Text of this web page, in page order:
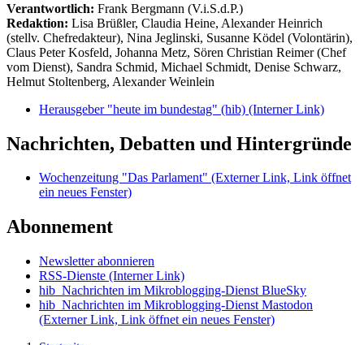
Verantwortlich: Frank Bergmann (V.i.S.d.P.)
Redaktion: Lisa Brüßler, Claudia Heine, Alexander Heinrich
(stellv. Chefredakteur), Nina Jeglinski, Susanne Ködel (Volontärin),
Claus Peter Kosfeld, Johanna Metz, Sören Christian Reimer (Chef
vom Dienst), Sandra Schmid, Michael Schmidt, Denise Schwarz,
Helmut Stoltenberg, Alexander Weinlein
Herausgeber "heute im bundestag" (hib) (Interner Link)
Nachrichten, Debatten und Hintergründe
Wochenzeitung "Das Parlament" (Externer Link, Link öffnet
ein neues Fenster)
Abonnement
Newsletter abonnieren
RSS-Dienste (Interner Link)
hib_Nachrichten im Mikroblogging-Dienst BlueSky
hib_Nachrichten im Mikroblogging-Dienst Mastodon
(Externer Link, Link öffnet ein neues Fenster)